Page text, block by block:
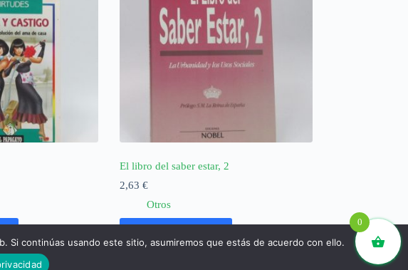
El libro del saber estar, 2
2,63€
Otros
0
Si continúas usando este sitio, asumiremos que estás de acuerdo con ello.